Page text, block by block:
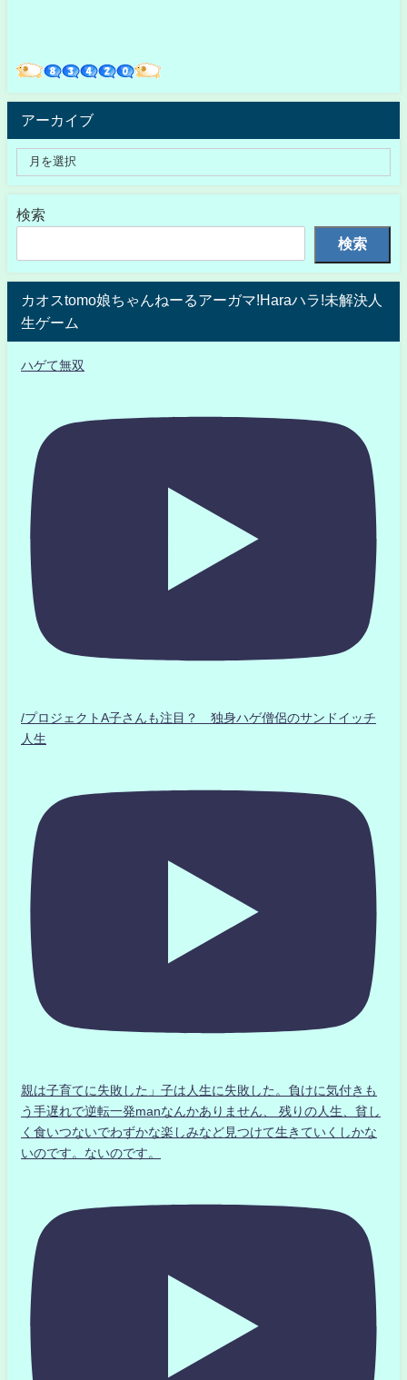
アーカイブ
検索
検索
カオスtomo娘ちゃんねーるアーガマ!Haraハラ!未解決人
生ゲーム
ハゲて無双
/プロジェクトA子さんも注目？ 独身ハゲ僧侶のサンドイッチ
人生
親は子育てに失敗した」子は人生に失敗した。負けに気付きも
う手遅れで逆転一発manなんかありません、 残りの人生、貧し
く食いつないでわずかな楽しみなど見つけて生きていくしかな
いのです。ないのです。